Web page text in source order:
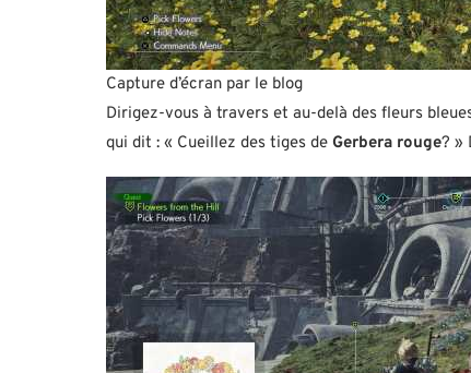
Capture d’écran par le blog
Dirigez-vous à travers et au-delà des fleurs
qui dit : « Cueillez des tiges de Gerbera rouge? »